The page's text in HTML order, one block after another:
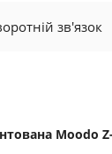
зв'язок
Moodo